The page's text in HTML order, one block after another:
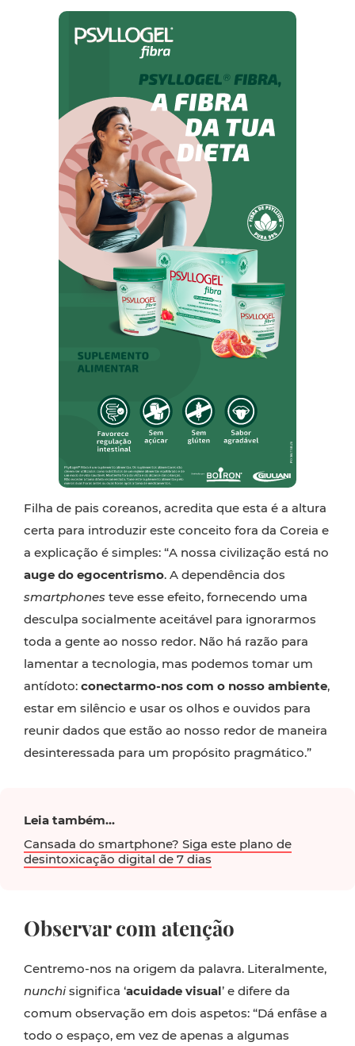
Filha de pais coreanos, acredita que esta é a altura
certa para introduzir este conceito fora da Coreia e
a explicação é simples: “A nossa civilização está no
auge do egocentrismo. A dependência dos
smartphones teve esse efeito, fornecendo uma
desculpa socialmente aceitável para ignorarmos
toda a gente ao nosso redor. Não há razão para
lamentar a tecnologia, mas podemos tomar um
antídoto: conectarmo-nos com o nosso ambiente,
estar em silêncio e usar os olhos e ouvidos para
reunir dados que estão ao nosso redor de maneira
desinteressada para um propósito pragmático.”
Leia também...
Cansada do smartphone? Siga este plano de
desintoxicação digital de 7 dias
Observar com atenção
Centremo-nos na origem da palavra. Literalmente,
nunchisignifica ‘acuidade visual’ e difere da
comum observação em dois aspetos: “Dá enfâse a
todo o espaço, em vez de apenas a algumas